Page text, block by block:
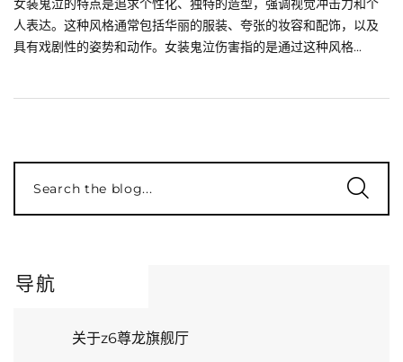
女装鬼泣的特点是追求个性化、独特的造型，强调视觉冲击力和个
人表达。这种风格通常包括华丽的服装、夸张的妆容和配饰，以及
具有戏剧性的姿势和动作。女装鬼泣伤害指的是通过这种风格...
Search the blog...
导航
关于z6尊龙旗舰厅